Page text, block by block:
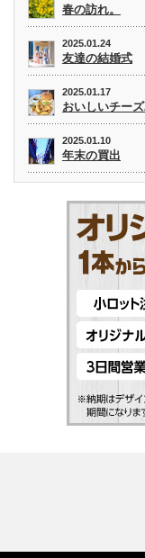
春の訪れ。
2025.01.24
友達の結婚式
2025.01.17
おいしいチー
2025.01.10
年末の買出